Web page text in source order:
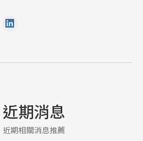
近期消息
近期相關消息推薦